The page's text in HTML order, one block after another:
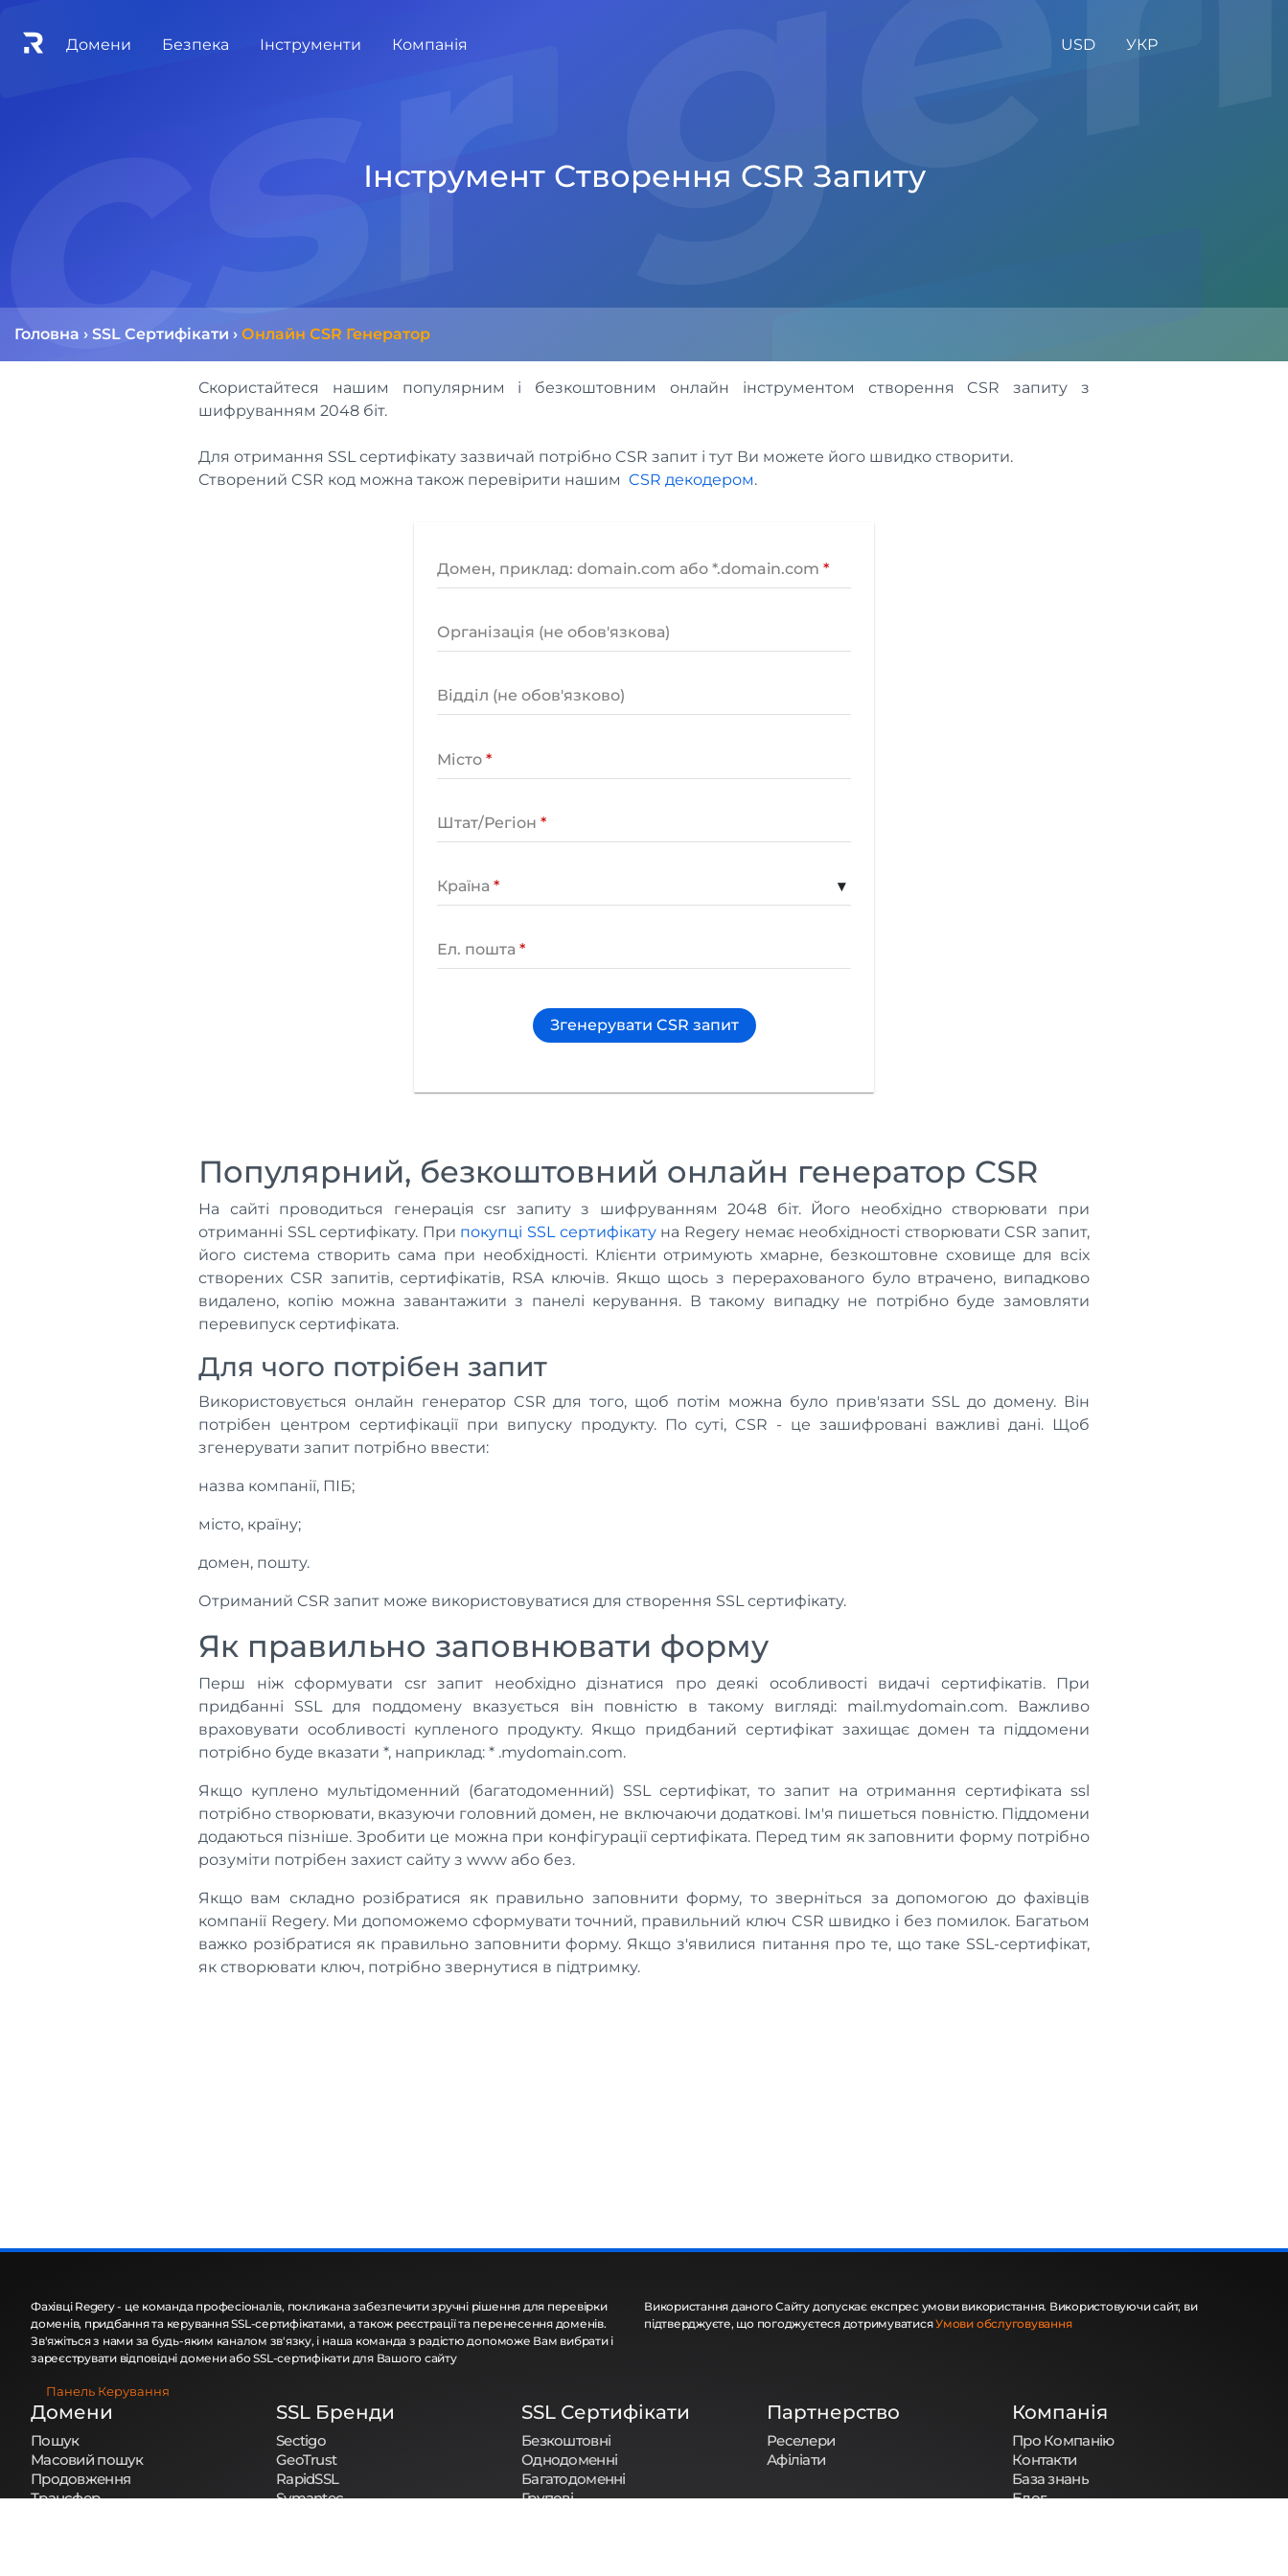
Домени Безпека Інструменти Компанія USD УКР
Інструмент Створення CSR Запиту
Головна › SSL Сертифікати › Онлайн CSR Генератор
Скористайтеся нашим популярним і безкоштовним онлайн інструментом створення CSR запиту з
шифруванням 2048 біт.
Для отримання SSL сертифікату зазвичай потрібно CSR запит і тут Ви можете його швидко створити.
Створений CSR код можна також перевірити нашим CSR декодером.
Домен, приклад: domain.com або *.domain.com
Організація (не обов'язкова)
Відділ (не обов'язково)
Місто
Штат/Регіон
Країна ▾
Ел. пошта
Згенерувати CSR запит
Популярний, безкоштовний онлайн генератор CSR
На сайті проводиться генерація csr запиту з шифруванням 2048 біт. Його необхідно створювати при
отриманні SSL сертифікату. При покупці SSL сертифікатуна Regery немає необхідності створювати CSR запит,
його система створить сама при необхідності. Клієнти отримують хмарне, безкоштовне сховище для всіх
створених CSR запитів, сертифікатів, RSA ключів. Якщо щось з перерахованого було втрачено, випадково
видалено, копію можна завантажити з панелі керування. В такому випадку не потрібно буде замовляти
перевипуск сертифіката.
Для чого потрібен запит
Використовується онлайн генератор CSR для того, щоб потім можна було прив'язати SSL до домену. Він
потрібен центром сертифікації при випуску продукту. По суті, CSR - це зашифровані важливі дані. Щоб
згенерувати запит потрібно ввести:
назва компанії, ПІБ;
місто, країну;
домен, пошту.
Отриманий CSR запит може використовуватися для створення SSL сертифікату.
Як правильно заповнювати форму
Перш ніж сформувати csr запит необхідно дізнатися про деякі особливості видачі сертифікатів. При
придбанні SSL для поддомену вказується він повністю в такому вигляді: mail.mydomain.com. Важливо
враховувати особливості купленого продукту. Якщо придбаний сертифікат захищає домен та піддомени
потрібно буде вказати *, наприклад: * .mydomain.com.
Якщо куплено мультідоменний (багатодоменний) SSL сертифікат, то запит на отримання сертифіката ssl
потрібно створювати, вказуючи головний домен, не включаючи додаткові. Ім'я пишеться повністю. Піддомени
додаються пізніше. Зробити це можна при конфігурації сертифіката. Перед тим як заповнити форму потрібно
розуміти потрібен захист сайту з www або без.
Якщо вам складно розібратися як правильно заповнити форму, то зверніться за допомогою до фахівців
компанії Regery. Ми допоможемо сформувати точний, правильний ключ CSR швидко і без помилок. Багатьом
важко розібратися як правильно заповнити форму. Якщо з'явилися питання про те, що таке SSL-сертифікат,
як створювати ключ, потрібно звернутися в підтримку.
Фахівці Regery - це команда професіоналів, покликана забезпечити зручні рішення для перевірки
доменів, придбання та керування SSL-сертифікатами, а також реєстрації та перенесення доменів.
Зв'яжіться з нами за будь-яким каналом зв'язку, і наша команда з радістю допоможе Вам вибрати і
зареєструвати відповідні домени або SSL-сертифікати для Вашого сайту
Панель Керування
Використання даного Сайту допускає експрес умови використання. Використовуючи сайт, ви
підтверджуєте, що погоджуєтеся дотримуватисяУмови обслуговування
Домени
Пошук
Масовий пошук
Продовження
Трансфер
SSL Бренди
Sectigo
GeoTrust
RapidSSL
Symantec
SSL Сертифікати
Безкоштовні
Однодоменні
Багатодоменні
Групові
Партнерство
Реселери
Афіліати
Компанія
Про Компанію
Контакти
База знань
Блог